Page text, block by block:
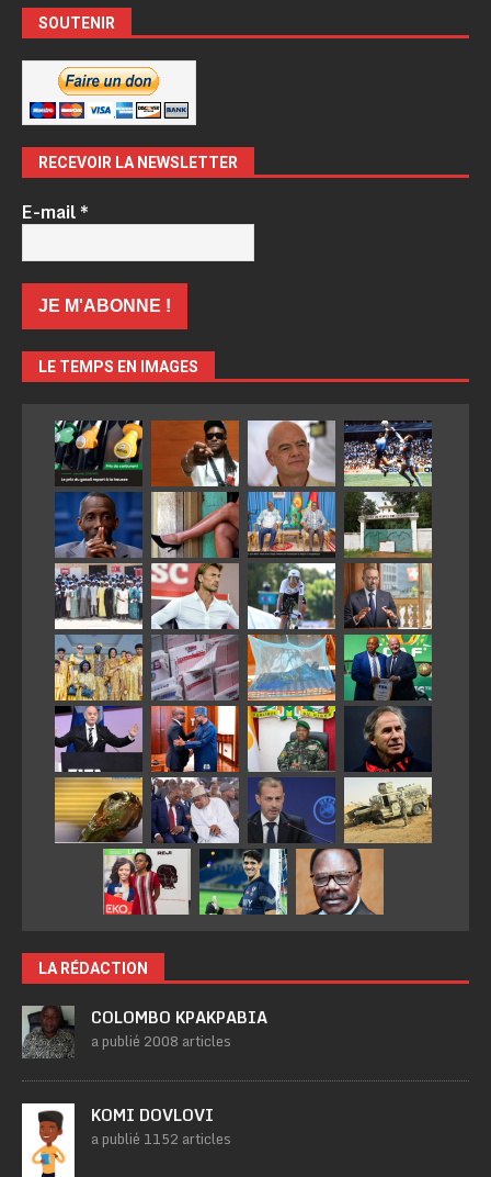
SOUTENIR
RECEVOIR LA NEWSLETTER
E-mail*
LE TEMPS EN IMAGES
LA RÉDACTION
COLOMBO KPAKPABIA
a publié 2008 articles
KOMI DOVLOVI
a publié 1152 articles